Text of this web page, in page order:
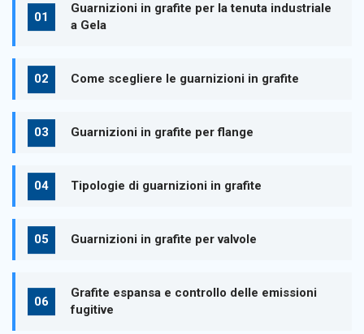
Guarnizioni in grafite per la tenuta industriale
a Gela
Come scegliere le guarnizioni in grafite
Guarnizioni in grafite per flange
Tipologie di guarnizioni in grafite
Guarnizioni in grafite per valvole
Grafite espansa e controllo delle emissioni
fugitive